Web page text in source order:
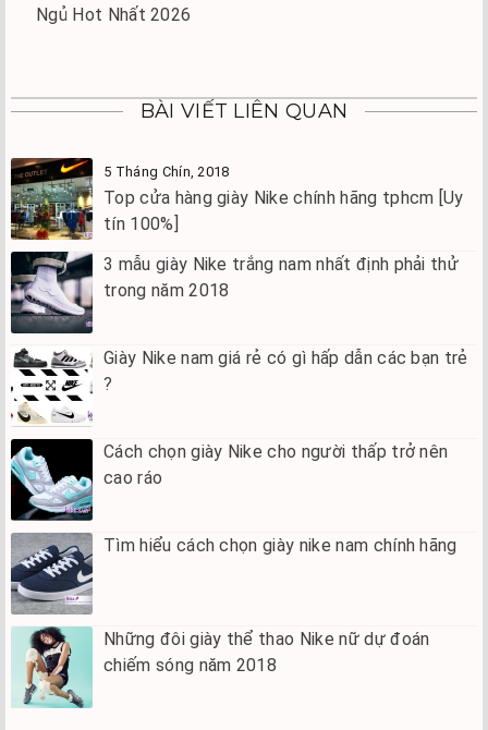
Ngủ Hot Nhất 2026
BÀI VIẾT LIÊN QUAN
5 Tháng Chín, 2018
Top cửa hàng giày Nike chính hãng tphcm [Uy
tín 100%]
3 mẫu giày Nike trắng nam nhất định phải thử
trong năm 2018
Giày Nike nam giá rẻ có gì hấp dẫn các bạn trẻ
?
Cách chọn giày Nike cho người thấp trở nên
cao ráo
Tìm hiểu cách chọn giày nike nam chính hãng
Những đôi giày thể thao Nike nữ dự đoán
chiếm sóng năm 2018